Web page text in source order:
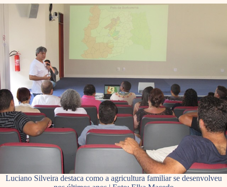
Luciano Silveira destaca como a agricultura familiar se desenvolveu